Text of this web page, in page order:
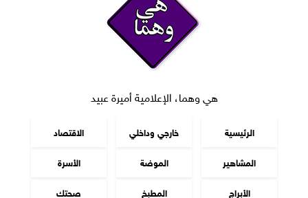
هي وهما، الإعلامية أميرة عبيد
الرئيسية خارجي وداخلي
الاقتصاد
المشاهير
الموضة
الأسرة
الأبراج
المطبخ صحتك